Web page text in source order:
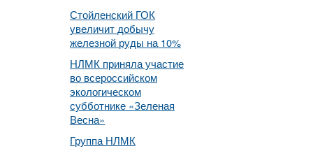
Стойленский ГОК
увеличит добычу
железной руды на 10%
НЛМК приняла участие
во всероссийском
экологическом
субботнике «Зеленая
Весна»
Группа НЛМК